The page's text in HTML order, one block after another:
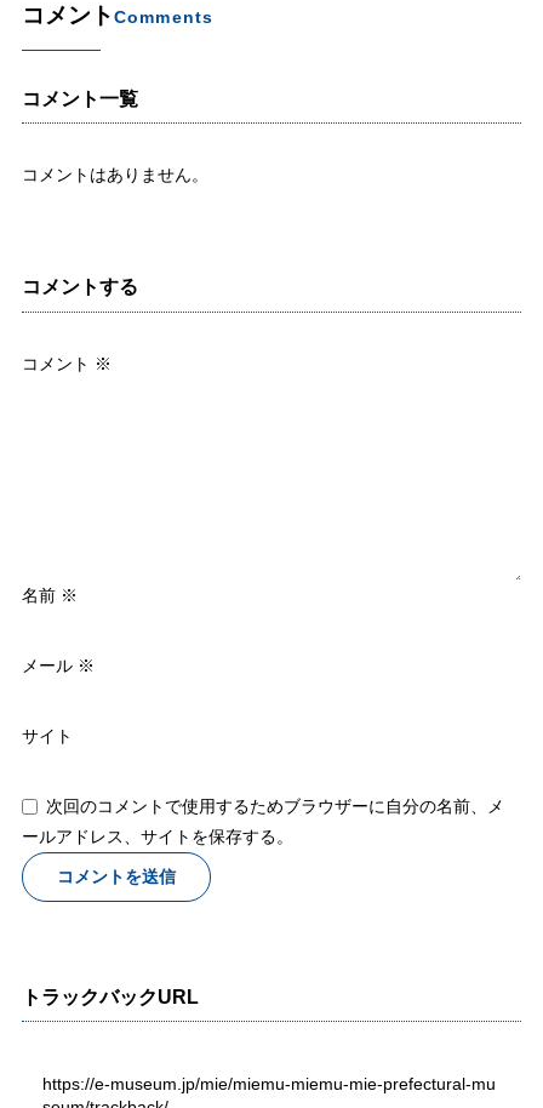
コメントComments
コメント一覧
コメントはありません。
コメントする
コメント ※
名前 ※
メール ※
サイト
次回のコメントで使用するためブラウザーに自分の名前、メ
ールアドレス、サイトを保存する。
トラックバックURL
https://e-museum.jp/mie/miemu-miemu-mie-prefectural-mu